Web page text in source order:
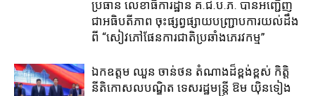
ប្រធាន​ លេខាធិការ​ដ្ឋាន​ គ.ជ.ប.ភ​. បានអញ្ជើញ
ជាអធិបតីភាព​ ចុះផ្សព្វផ្សាយ​បញ្ជ្រាប​ការ​យល់​ដឹង​
ពី​ “សៀវភៅផែនការជាតិប្រឆាំងភេរវកម្ម”
ឯកឧត្តម ឈួន​ ចាន់ថន​ តំណាងដ៏ខ្ពង់ខ្ពស់ កិត្តិ
នីតិកោសលបណ្ឌិត ទេសរដ្ឋមន្ត្រី ឱម យ៉ិនទៀង